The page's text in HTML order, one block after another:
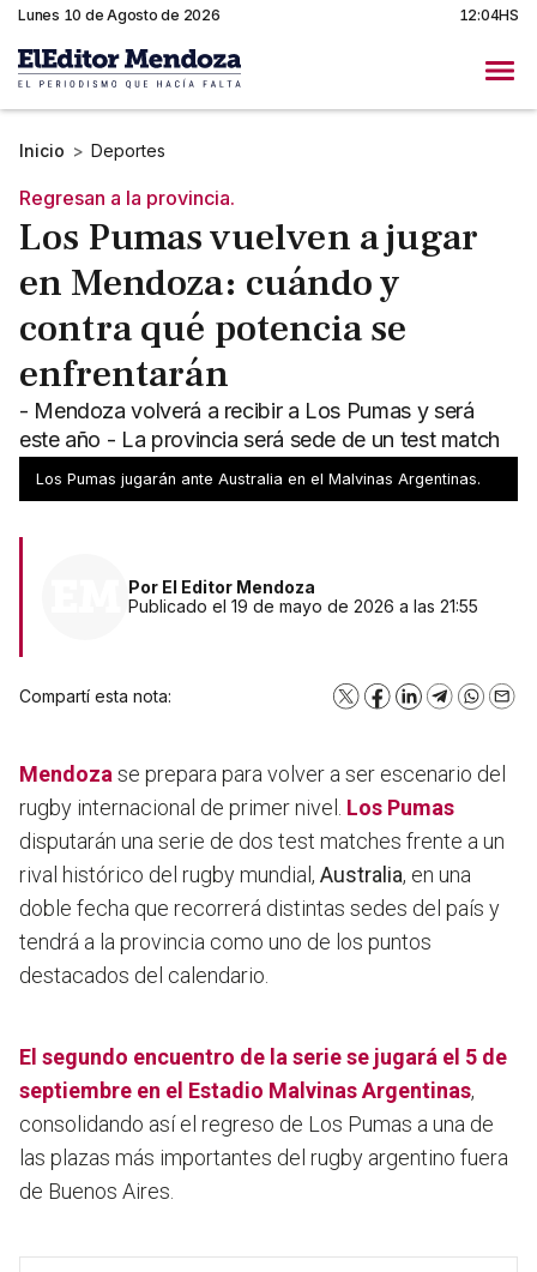
Lunes 10 de Agosto de 2026 12:04HS
Inicio > Deportes
Regresan a la provincia.
Los Pumas vuelven a jugar
en Mendoza: cuándo y
contra qué potencia se
enfrentarán
- Mendoza volverá a recibir a Los Pumas y será
este año - La provincia será sede de un test match
internacional ante Australia
Los Pumas jugarán ante Australia en el Malvinas Argentinas.
Por El Editor Mendoza
Publicado el 19 de mayo de 2026 a las 21:55
Compartí esta nota: X Facebook
LinkedInTelegram
Mendoza se prepara para volver a ser escenario del
rugby internacional de primer nivel. Los Pumas
disputarán una serie de dos test matches frente a un
rival histórico del rugby mundial, Australia, en una
doble fecha que recorrerá distintas sedes del país y
tendrá a la provincia como uno de los puntos
destacados del calendario.
El segundo encuentro de la serie se jugará el 5 de
septiembre en el Estadio Malvinas Argentinas,
consolidando así el regreso de Los Pumas a una de
las plazas más importantes del rugby argentino fuera
de Buenos Aires.